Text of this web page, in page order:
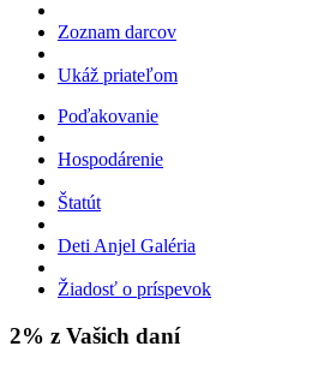
Zoznam darcov
Ukáž priateľom
Poďakovanie
Hospodárenie
Štatút
Deti Anjel Galéria
Žiadosť o príspevok
2% z Vašich daní